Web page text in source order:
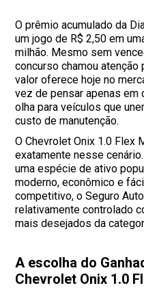
O prêmio acumulado da
um jogo de R$ 2,50 em
milhão. Mesmo sem
concurso chamou
valor oferece hoje no
vez de pensar apenas em
olha para veículos que
custo de manutenção.
O Chevrolet Onix 1.0 Flex
exatamente nesse
uma espécie de ativo
moderno, econômico e
competitivo, o Seguro
relativamente controlado
mais desejados da
A escolha do
Chevrolet Onix 1.0